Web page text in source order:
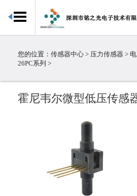
首页
倾角传感器
陀螺仪传感器
温度传感器
您的位置： 传感器中心 > 压力传感器 >
26PC系列 >
霍尼韦尔微型低压传感